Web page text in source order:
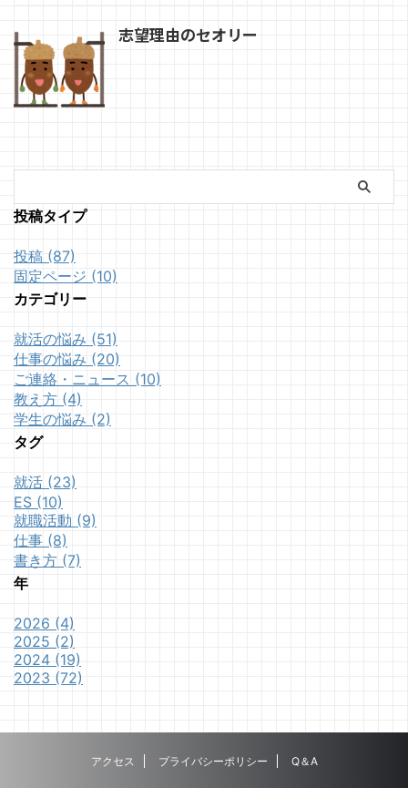
志望理由のセオリー
投稿タイプ
投稿 (87)
固定ページ (10)
カテゴリー
就活の悩み (51)
仕事の悩み (20)
ご連絡・ニュース (10)
教え方 (4)
学生の悩み (2)
タグ
就活 (23)
ES (10)
就職活動 (9)
仕事 (8)
書き方 (7)
年
2026 (4)
2025 (2)
2024 (19)
2023 (72)
アクセス プライバシーポリシー Q＆A